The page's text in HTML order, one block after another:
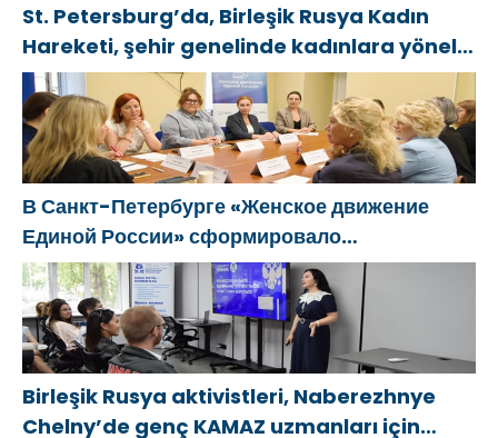
St. Petersburg’da, Birleşik Rusya Kadın
Hareketi, şehir genelinde kadınlara yönelik
destek programlarının geliştirilmesi için
öneriler hazırladı
В Санкт-Петербурге «Женское движение
Единой России» сформировало
предложения по развитию городских
программ поддержки женщин
Birleşik Rusya aktivistleri, Naberezhnye
Chelny’de genç KAMAZ uzmanları için